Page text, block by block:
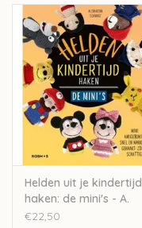
Helden uit je kindertijd
haken: de mini's - A.
Schwarz
€22,50